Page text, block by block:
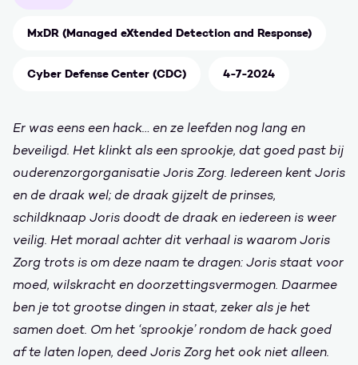
MxDR (Managed eXtended Detection and Response)
Cyber Defense Center (CDC) 4-7-2024
Er was eens een hack… en ze leefden nog lang en
beveiligd. Het klinkt als een sprookje, dat goed past bij
ouderenzorgorganisatie Joris Zorg. Iedereen kent Joris
en de draak wel; de draak gijzelt de prinses,
schildknaap Joris doodt de draak en iedereen is weer
veilig. Het moraal achter dit verhaal is waarom Joris
Zorg trots is om deze naam te dragen: Joris staat voor
moed, wilskracht en doorzettingsvermogen. Daarmee
ben je tot grootse dingen in staat, zeker als je het
samen doet. Om het ‘sprookje’ rondom de hack goed
af te laten lopen, deed Joris Zorg het ook niet alleen.